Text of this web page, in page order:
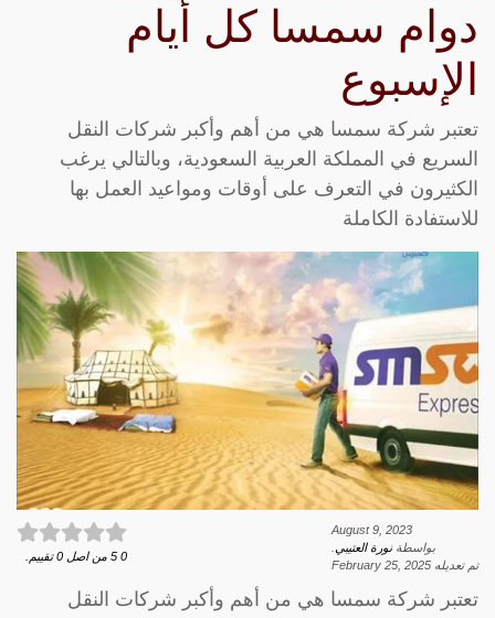
دوام سمسا كل أيام
الإسبوع
تعتبر شركة سمسا هي من أهم وأكبر شركات النقل
السريع في المملكة العربية السعودية، وبالتالي يرغب
الكثيرون في التعرف على أوقات ومواعيد العمل بها
للاستفادة الكاملة
August 9, 2023
بواسطةنورة العتيبي
تم تعديله February 25, 2025
0
5 من اصل 0 تقييم.
تعتبر شركة سمسا هي من أهم وأكبر شركات النقل